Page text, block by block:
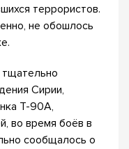
террористов.
не обошлось
Сирии,
Т-90А,
во время боёв в
сообщалось о